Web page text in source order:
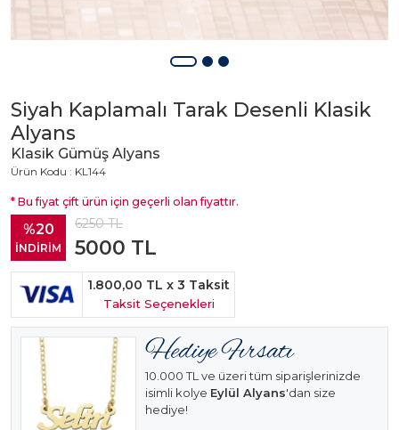
Siyah Kaplamalı Tarak Desenli Klasik
Alyans
Klasik Gümüş Alyans
Ürün Kodu : KL144
* Bu fiyat çift ürün için geçerli olan fiyattır.
%20
İNDİRİM
6250TL
5000 TL
1.800,00 TL x 3 Taksit
Taksit Seçenekleri
10.000 TL ve üzeri tüm siparişlerinizde
isimli kolye Eylül Alyans'dan size
hediye!